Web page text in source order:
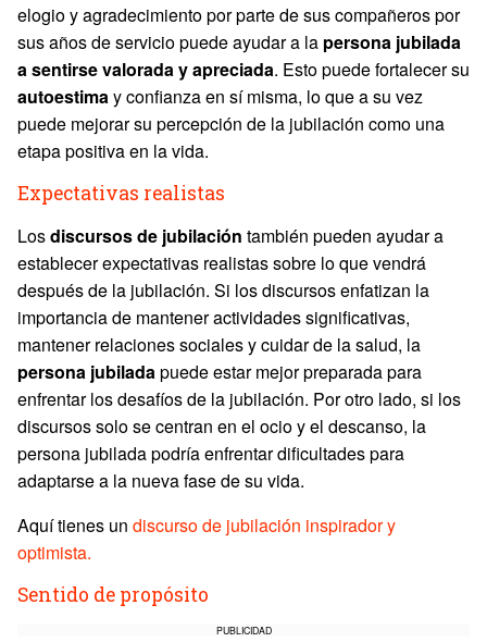
elogio y agradecimiento por parte de sus compañeros por
sus años de servicio puede ayudar a la persona jubilada
a sentirse valorada y apreciada. Esto puede fortalecer su
autoestimay confianza en sí misma, lo que a su vez
puede mejorar su percepción de la jubilación como una
etapa positiva en la vida.
Expectativas realistas
Losdiscursos de jubilación también pueden ayudar a
establecer expectativas realistas sobre lo que vendrá
después de la jubilación. Si los discursos enfatizan la
importancia de mantener actividades significativas,
mantener relaciones sociales y cuidar de la salud, la
persona jubiladapuede estar mejor preparada para
enfrentar los desafíos de la jubilación. Por otro lado, si los
discursos solo se centran en el ocio y el descanso, la
persona jubilada podría enfrentar dificultades para
adaptarse a la nueva fase de su vida.
Aquí tienes un discurso de jubilación inspirador y
optimista.
Sentido de propósito
PUBLICIDAD